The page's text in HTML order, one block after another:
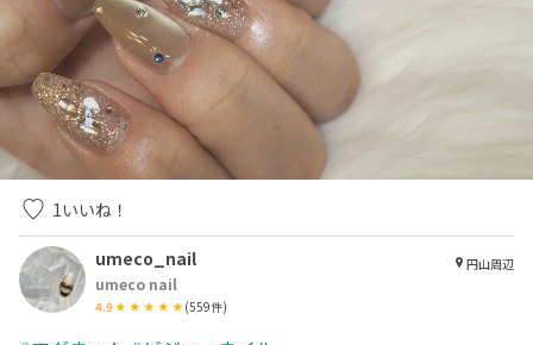
1いいね！
umeco_nail
umeco nail
4.9 (559件)
円山周辺